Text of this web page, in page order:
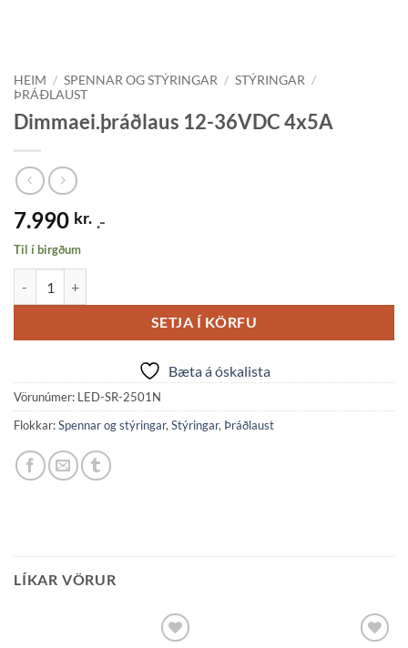
HEIM / SPENNAR OG STÝRINGAR / STÝRINGAR /
ÞRÁÐLAUST
Dimmaei.þráðlaus 12-36VDC 4x5A
7.990 kr. .-
Til í birgðum
SETJA Í KÖRFU
Bæta á óskalista
Vörunúmer: LED-SR-2501N
Flokkar:Spennar og stýringar, Stýringar, Þráðlaust
LÍKAR VÖRUR